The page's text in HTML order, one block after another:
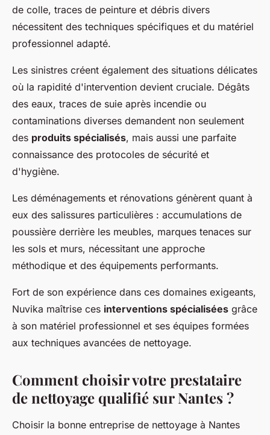
de colle, traces de peinture et débris divers
nécessitent des techniques spécifiques et du matériel
professionnel adapté.
Les sinistres créent également des situations délicates
où la rapidité d'intervention devient cruciale. Dégâts
des eaux, traces de suie après incendie ou
contaminations diverses demandent non seulement
des produits spécialisés, mais aussi une parfaite
connaissance des protocoles de sécurité et
d'hygiène.
Les déménagements et rénovations génèrent quant à
eux des salissures particulières : accumulations de
poussière derrière les meubles, marques tenaces sur
les sols et murs, nécessitant une approche
méthodique et des équipements performants.
Fort de son expérience dans ces domaines exigeants,
Nuvika maîtrise ces interventions spécialisées grâce
à son matériel professionnel et ses équipes formées
aux techniques avancées de nettoyage.
Comment choisir votre prestataire
de nettoyage qualifié sur Nantes ?
Choisir la bonne entreprise de nettoyage à Nantes